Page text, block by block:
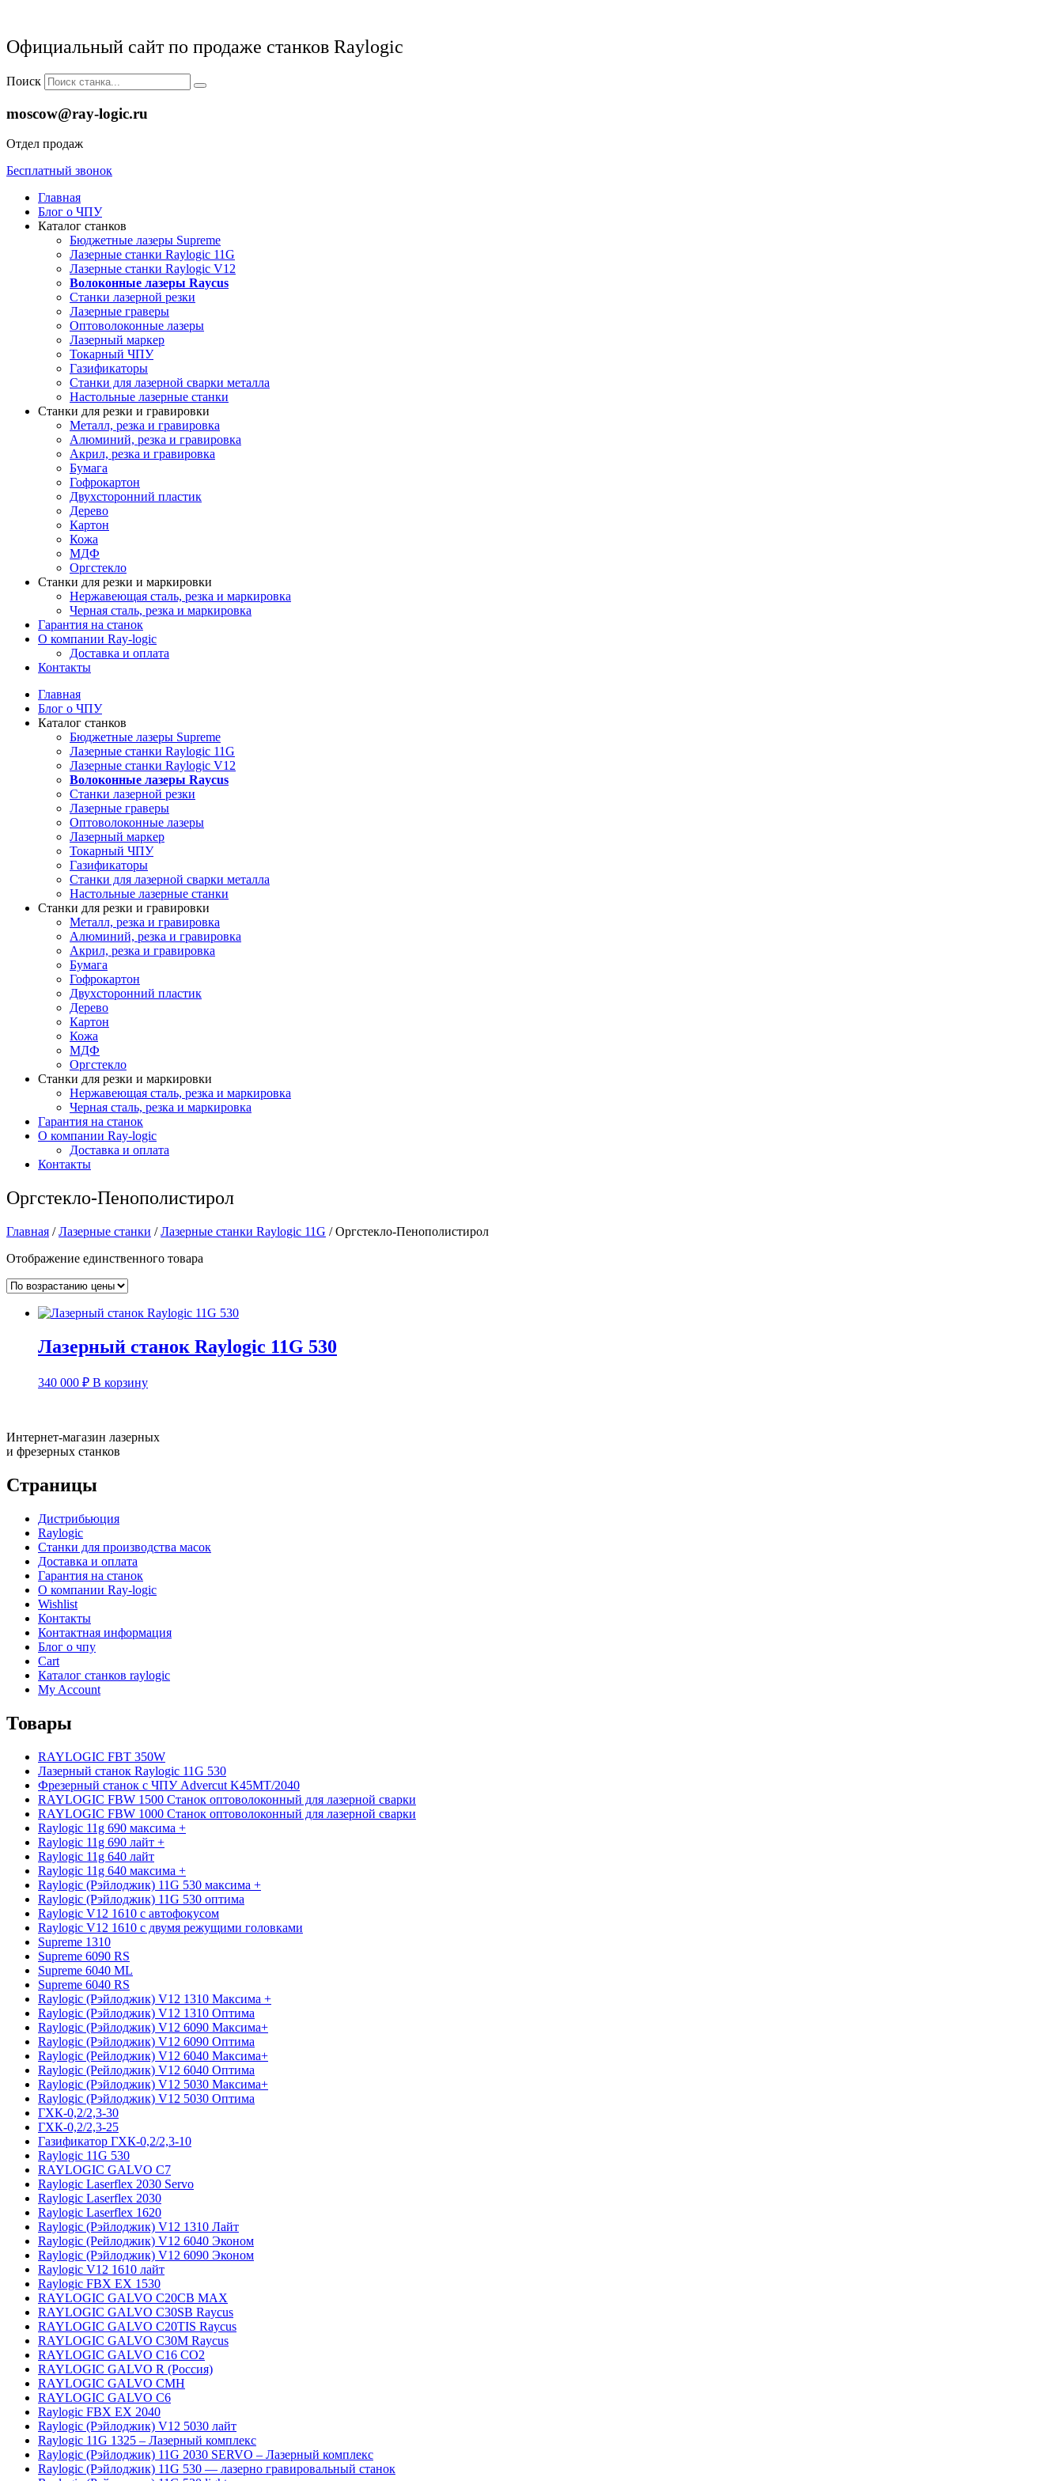
Официальный сайт по продаже станков Raylogic
Поиск
moscow@ray-logic.ru
Отдел продаж
Бесплатный звонок
Главная
Блог о ЧПУ
Каталог станков
Бюджетные лазеры Supreme
Лазерные станки Raylogic 11G
Лазерные станки Raylogic V12
Волоконные лазеры Raycus
Станки лазерной резки
Лазерные граверы
Оптоволоконные лазеры
Лазерный маркер
Токарный ЧПУ
Газификаторы
Cтанки для лазерной сварки металла
Настольные лазерные станки
Станки для резки и гравировки
Металл, резка и гравировка
Алюминий, резка и гравировка
Акрил, резка и гравировка
Бумага
Гофрокартон
Двухсторонний пластик
Дерево
Картон
Кожа
МДФ
Оргстекло
Станки для резки и маркировки
Нержавеющая сталь, резка и маркировка
Черная сталь, резка и маркировка
Гарантия на станок
О компании Ray-logic
Доставка и оплата
Контакты
Главная
Блог о ЧПУ
Каталог станков
Бюджетные лазеры Supreme
Лазерные станки Raylogic 11G
Лазерные станки Raylogic V12
Волоконные лазеры Raycus
Станки лазерной резки
Лазерные граверы
Оптоволоконные лазеры
Лазерный маркер
Токарный ЧПУ
Газификаторы
Cтанки для лазерной сварки металла
Настольные лазерные станки
Станки для резки и гравировки
Металл, резка и гравировка
Алюминий, резка и гравировка
Акрил, резка и гравировка
Бумага
Гофрокартон
Двухсторонний пластик
Дерево
Картон
Кожа
МДФ
Оргстекло
Станки для резки и маркировки
Нержавеющая сталь, резка и маркировка
Черная сталь, резка и маркировка
Гарантия на станок
О компании Ray-logic
Доставка и оплата
Контакты
Оргстекло-Пенополистирол
Главная /Лазерные станки /Лазерные станки Raylogic 11G / Оргстекло-Пенополистирол
Отображение единственного товара
Лазерный станок Raylogic 11G 530
340 000 ₽ В корзину
Интернет-магазин лазерных
и фрезерных станков
Страницы
Дистрибьюция
Raylogic
Станки для производства масок
Доставка и оплата
Гарантия на станок
О компании Ray-logic
Wishlist
Контакты
Контактная информация
Блог о чпу
Cart
Каталог станков raylogic
My Account
Товары
RAYLOGIC FBT 350W
Лазерный станок Raylogic 11G 530
Фрезерный станок с ЧПУ Advercut K45MT/2040
RAYLOGIC FBW 1500 Станок оптоволоконный для лазерной сварки
RAYLOGIC FBW 1000 Станок оптоволоконный для лазерной сварки
Raylogic 11g 690 максима +
Raylogic 11g 690 лайт +
Raylogic 11g 640 лайт
Raylogic 11g 640 максима +
Raylogic (Рэйлоджик) 11G 530 максима +
Raylogic (Рэйлоджик) 11G 530 оптима
Raylogic V12 1610 с автофокусом
Raylogic V12 1610 с двумя режущими головками
Supreme 1310
Supreme 6090 RS
Supreme 6040 ML
Supreme 6040 RS
Raylogic (Рэйлоджик) V12 1310 Максима +
Raylogic (Рэйлоджик) V12 1310 Оптима
Raylogic (Рэйлоджик) V12 6090 Максима+
Raylogic (Рэйлоджик) V12 6090 Оптима
Raylogic (Рейлоджик) V12 6040 Максима+
Raylogic (Рейлоджик) V12 6040 Оптима
Raylogic (Рэйлоджик) V12 5030 Максима+
Raylogic (Рэйлоджик) V12 5030 Оптима
ГХК-0,2/2,3-30
ГХК-0,2/2,3-25
Газификатор ГХК-0,2/2,3-10
Raylogic 11G 530
RAYLOGIC GALVO С7
Raylogic Laserflex 2030 Servo
Raylogic Laserflex 2030
Raylogic Laserflex 1620
Raylogic (Рэйлоджик) V12 1310 Лайт
Raylogic (Рейлоджик) V12 6040 Эконом
Raylogic (Рэйлоджик) V12 6090 Эконом
Raylogic V12 1610 лайт
Raylogic FBX EX 1530
RAYLOGIC GALVO С20CB MAX
RAYLOGIC GALVO С30SB Raycus
RAYLOGIC GALVO C20TIS Raycus
RAYLOGIC GALVO С30M Raycus
RAYLOGIC GALVO С16 CO2
RAYLOGIC GALVO R (Россия)
RAYLOGIC GALVO CMH
RAYLOGIC GALVO С6
Raylogic FBX EX 2040
Raylogic (Рэйлоджик) V12 5030 лайт
Raylogic 11G 1325 – Лазерный комплекс
Raylogic (Рэйлоджик) 11G 2030 SERVO – Лазерный комплекс
Raylogic (Рэйлоджик) 11G 530 — лазерно гравировальный станок